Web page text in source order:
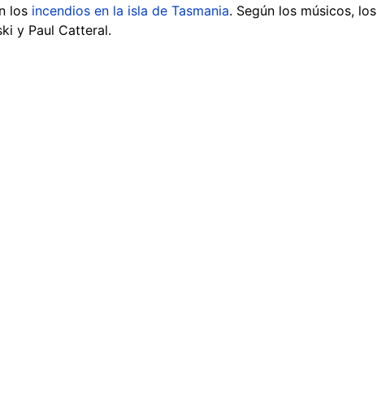
los incendios en la isla de Tasmania. Según los músicos,
y Paul Catteral.